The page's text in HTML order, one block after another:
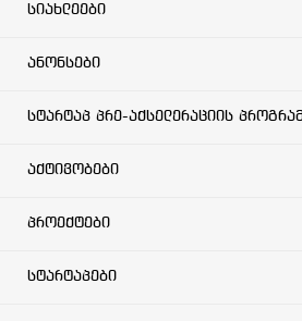
სიახლეები
ანონსები
სტარტაპ პრე-აქსელერაციის
აქტივობები
პროექტები
სტარტაპები